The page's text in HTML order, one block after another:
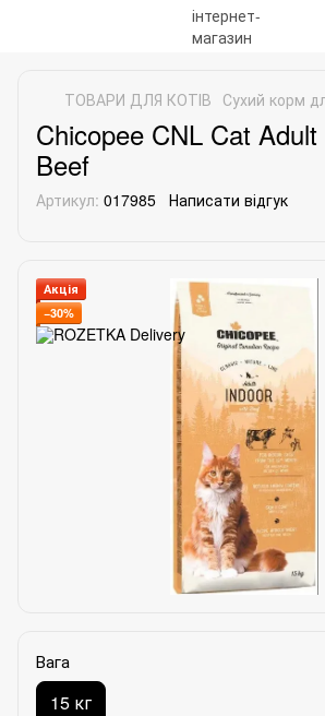
ТОВАРИ ДЛЯ КОТІВ Сухий корм
Chicopee CNL Cat
Beef
Артикул: 017985 Написати відгук
Акція
−30%
Вага
15 кг